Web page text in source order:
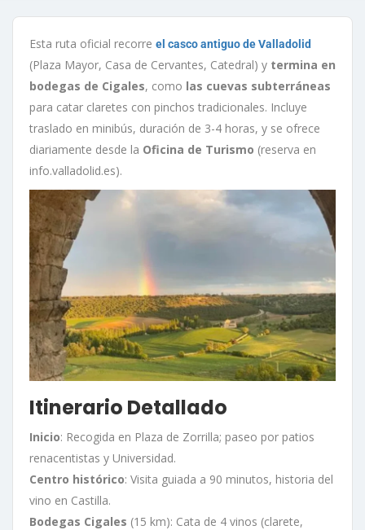
Esta ruta oficial recorre el casco antiguo de Valladolid
(Plaza Mayor, Casa de Cervantes, Catedral) y termina en
bodegas de Cigales, como las cuevas subterráneas
para catar claretes con pinchos tradicionales. Incluye
traslado en minibús, duración de 3-4 horas, y se ofrece
diariamente desde la Oficina de Turismo (reserva en
info.valladolid.es).
Itinerario Detallado
Inicio: Recogida en Plaza de Zorrilla; paseo por patios
renacentistas y Universidad.
Centro histórico: Visita guiada a 90 minutos, historia del
vino en Castilla.
Bodegas Cigales (15 km): Cata de 4 vinos (clarete,